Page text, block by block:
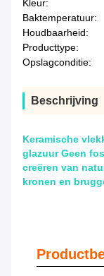
Kleur:
Baktemperatuur:
Houdbaarheid:
Producttype:
Opslagconditie:
Beschrijving
Keramische
glazuur Geen
creëren van
kronen en